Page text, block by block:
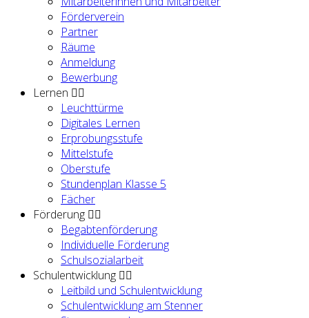
Förderverein
Partner
Räume
Anmeldung
Bewerbung
Lernen
Leuchttürme
Digitales Lernen
Erprobungsstufe
Mittelstufe
Oberstufe
Stundenplan Klasse 5
Fächer
Förderung
Begabtenförderung
Individuelle Förderung
Schulsozialarbeit
Schulentwicklung
Leitbild und Schulentwicklung
Schulentwicklung am Stenner